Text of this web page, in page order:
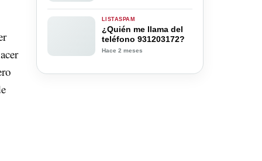
LISTASPAM
¿Quién me llama del
teléfono 931203172?
Hace 2 meses